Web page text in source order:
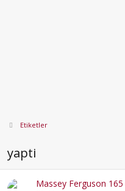
Etiketler
yapti
Massey Ferguson 165